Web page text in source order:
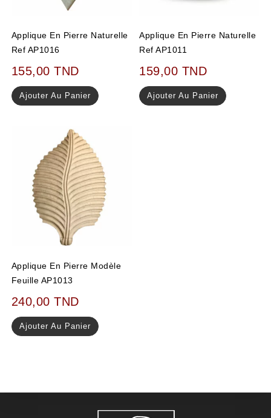
Applique En Pierre Naturelle
Ref AP1016
155,00TND
Ajouter Au Panier
Applique En Pierre Naturelle
Ref AP1011
159,00 TND
Ajouter Au Panier
Applique En Pierre Modèle
Feuille AP1013
240,00TND
Ajouter Au Panier